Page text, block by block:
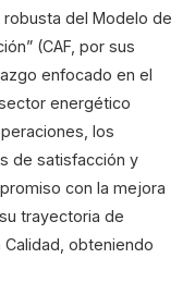
del Modelo de
(CAF, por sus
enfocado en el
energético
los
de satisfacción y
con la mejora
trayectoria de
Calidad, obteniendo